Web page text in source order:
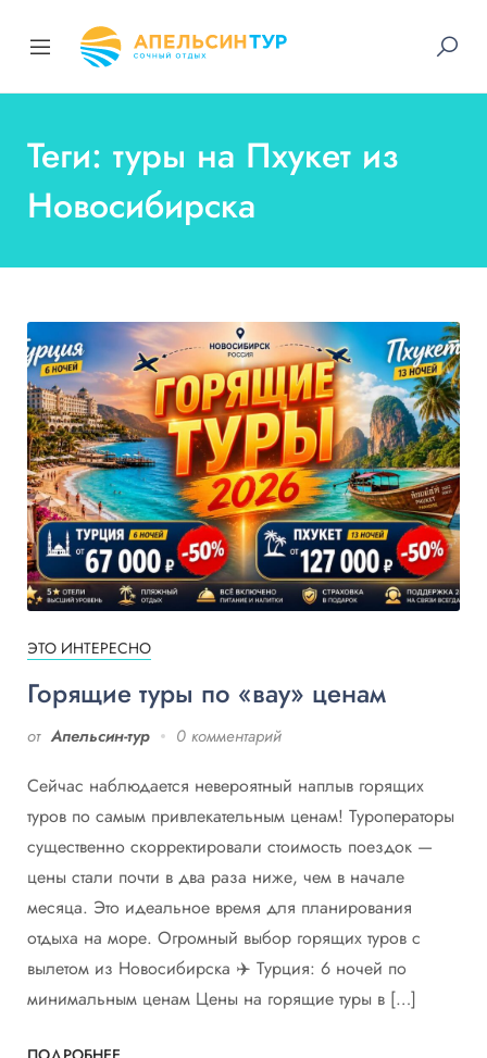
Теги: туры на Пхукет из
Новосибирска
ЭТО ИНТЕРЕСНО
Горящие туры по «вау» ценам
от Апельсин-тур 0 комментарий
Сейчас наблюдается невероятный наплыв горящих
туров по самым привлекательным ценам! Туроператоры
существенно скорректировали стоимость поездок —
цены стали почти в два раза ниже, чем в начале
месяца. Это идеальное время для планирования
отдыха на море. Огромный выбор горящих туров с
вылетом из Новосибирска ✈️ Турция: 6 ночей по
минимальным ценам Цены на горящие туры в […]